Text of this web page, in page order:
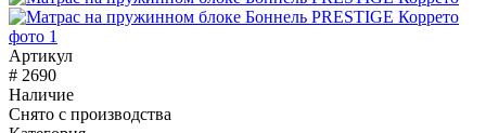
Артикул
# 2690
Наличие
Снято с производства